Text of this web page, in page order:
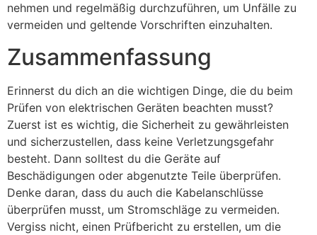
nehmen und regelmäßig durchzuführen, um Unfälle zu
vermeiden und geltende Vorschriften einzuhalten.
Zusammenfassung
Erinnerst du dich an die wichtigen Dinge, die du beim
Prüfen von elektrischen Geräten beachten musst?
Zuerst ist es wichtig, die Sicherheit zu gewährleisten
und sicherzustellen, dass keine Verletzungsgefahr
besteht. Dann solltest du die Geräte auf
Beschädigungen oder abgenutzte Teile überprüfen.
Denke daran, dass du auch die Kabelanschlüsse
überprüfen musst, um Stromschläge zu vermeiden.
Vergiss nicht, einen Prüfbericht zu erstellen, um die